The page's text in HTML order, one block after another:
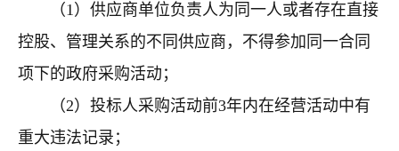
（1）供应商单位负责人为同一人或者存在直接
控股、管理关系的不同供应商，不得参加同一合同
项下的政府采购活动；
（2）投标人采购活动前3年内在经营活动中有
重大违法记录；